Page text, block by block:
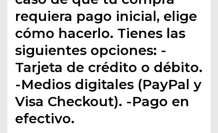
requiera pago inicial, elige
cómo hacerlo. Tienes las
siguientes opciones: -
Tarjeta de crédito o débito.
-Medios digitales (PayPal y
Visa Checkout). -Pago en
efectivo.